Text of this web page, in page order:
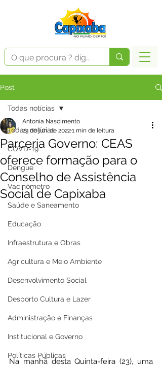
Post
Todas notícias
COVD-19
Dengue
Vacinômetro
Saúde e Saneamento
Educação
Infraestrutura e Obras
Agricultura e Meio Ambiente
Desenvolvimento Social
Desporto Cultura e Lazer
Administração e Finanças
Institucional e Governo
Políticas Públicas
Todas notícias
Parceria Governo: CEAS
oferece formação para o
Conselho de Assistência
Social de Capixaba
Antonia Nascimento
23 de jun. de 20221 min de leitura
Na manhã desta Quinta-feira (23), uma